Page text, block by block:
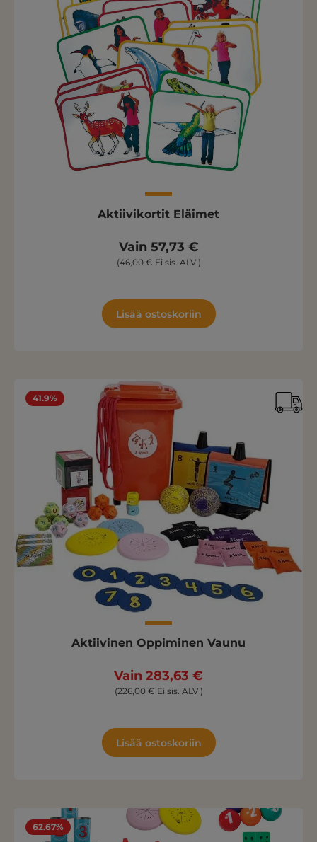
Aktiivikortit Eläimet
Vain 57,73 €
(46,00 € Ei sis. ALV )
Lisää ostoskoriin
41.9%
Aktiivinen Oppiminen Vaunu
Vain 283,63 €
(226,00 € Ei sis. ALV )
Lisää ostoskoriin
62.67%